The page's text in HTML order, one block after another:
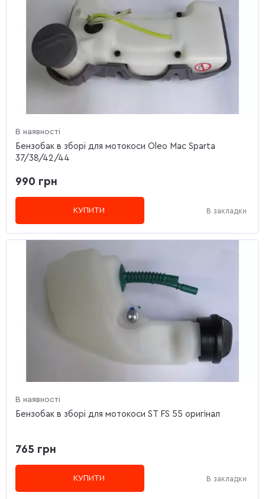
В наявності
Бензобак в зборі для мотокоси Oleo Mac Sparta
37/38/42/44
990 грн
КУПИТИ В закладки
В наявності
Бензобак в зборі для мотокоси ST FS 55 оригінал
765 грн
КУПИТИ В закладки